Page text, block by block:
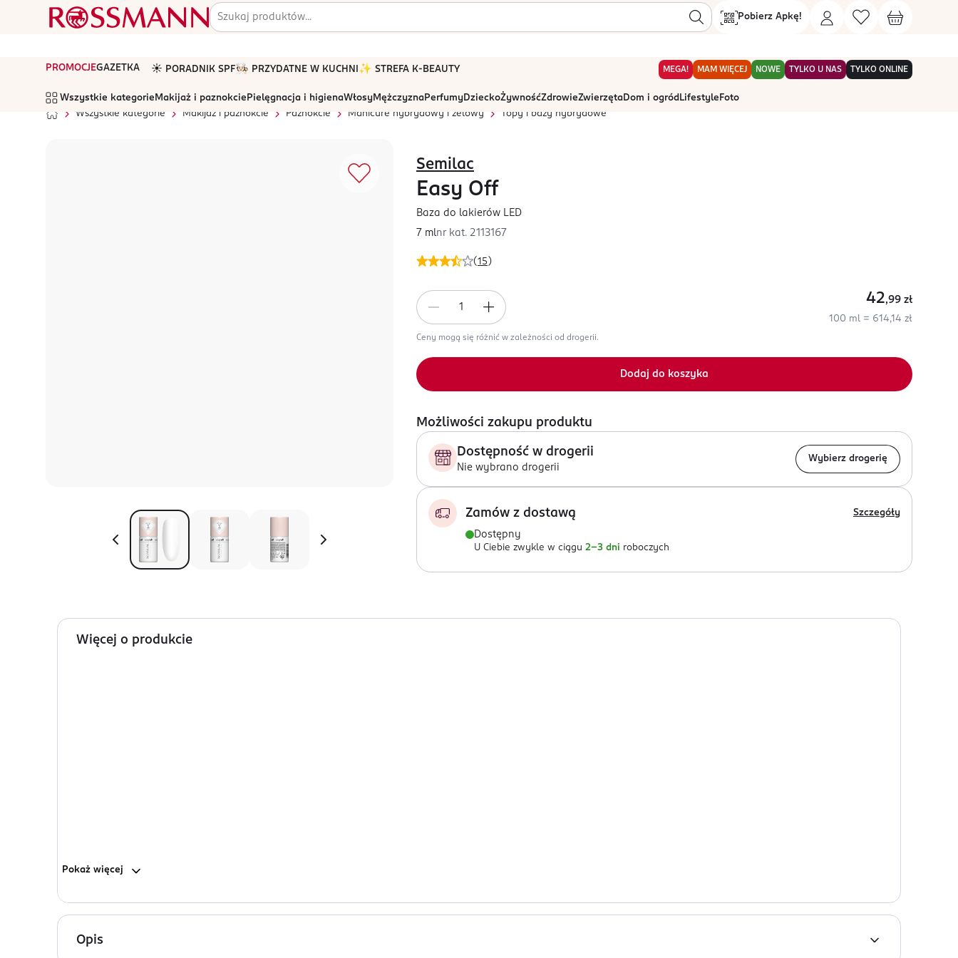
Pobierz Apkę!
PROMOCJEGAZETKA ☀️ PORADNIK SPF🧑🏻‍🍳 PRZYDATNE W KUCHNI ✨ STREFA K-BEAUTY MEGA! MAM WIĘCEJ NOWE TYLKO U NAS TYLKO ONLINE
Wszystkie kategorie Makijaż i paznokcie Pielęgnacja i higienaWłosyMężczyznaPerfumyDzieckoŻywnośćZdrowieZwierzętaDom i ogród Lifestyle Foto
Wszystkie kategorie
Makijaż i paznokcie Paznokcie Manicure hybrydowy i żelowy Topy i bazy hybrydowe
(15 )
Semilac
Easy Off
Baza do lakierów LED
7 mlnr kat. 2113167
42,99 zł
100 ml = 614,14 zł
Ceny mogą się różnić w zależności od drogerii.
Dodaj do koszyka
Możliwości zakupu produktu
Dostępność w drogerii
Nie wybrano drogerii
Wybierz drogerię
Zamów z dostawą Szczegóły
Dostępny
U Ciebie zwykle w ciągu 2-3 dni roboczych
Więcej o produkcie
Pokaż więcej
Opis